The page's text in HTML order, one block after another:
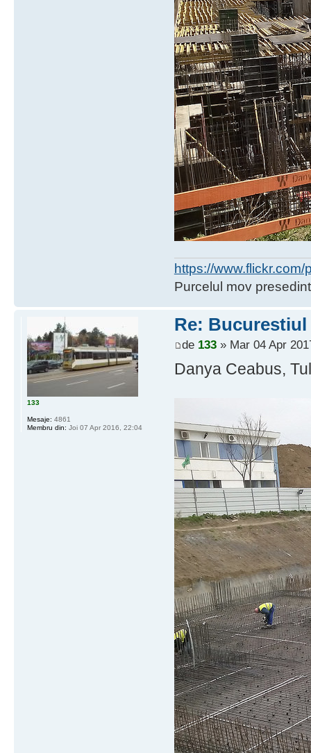
https://
Purcelul mov
Re:
de 133» Mar 04 Apr
Danya Ceabus,
133
Mesaje: 4861
Membru din: Joi 07 Apr 2016, 22:04